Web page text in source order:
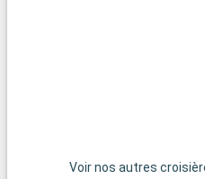
Voir nos autres